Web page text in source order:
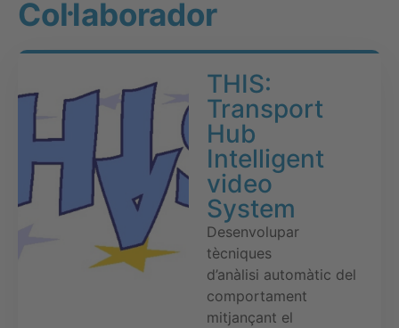
Col·laborador
THIS:
Transport
Hub
Intelligent
video
System
Desenvolupar
tècniques
d’anàlisi automàtic del
comportament
mitjançant el